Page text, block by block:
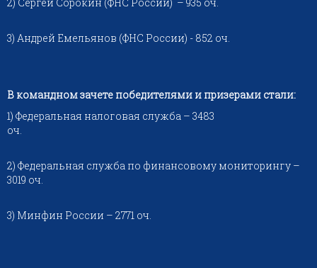
2) Сергей Сорокин (ФНС России) – 935 оч.
3) Андрей Емельянов (ФНС России) - 852 оч.
В командном зачете победителями и призерами стали:
1) Федеральная налоговая служба – 3483
оч.
2) Федеральная служба по финансовому мониторингу –
3019 оч.
3) Минфин России – 2771 оч.